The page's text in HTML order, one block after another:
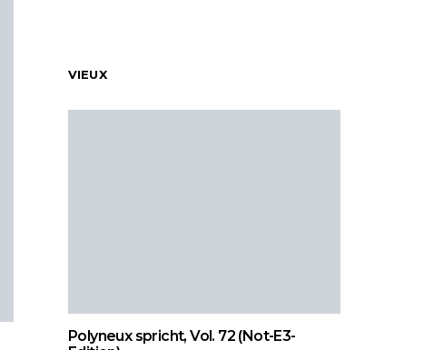
VIEUX
Polyneux spricht, Vol. 72 (Not-E3-